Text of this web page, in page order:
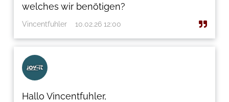
welches wir benötigen?
Vincentfuhler 10.02.26 12:00
Hallo Vincentfuhler,